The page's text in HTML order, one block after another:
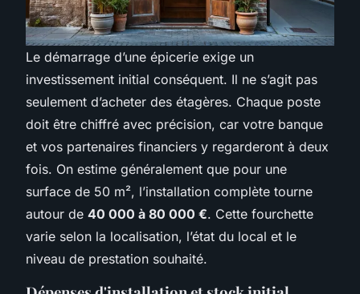
Le démarrage d’une épicerie exige un
investissement initial conséquent. Il ne s’agit pas
seulement d’acheter des étagères. Chaque poste
doit être chiffré avec précision, car votre banque
et vos partenaires financiers y regarderont à deux
fois. On estime généralement que pour une
surface de 50 m², l’installation complète tourne
autour de 40 000 à 80 000 €. Cette fourchette
varie selon la localisation, l’état du local et le
niveau de prestation souhaité.